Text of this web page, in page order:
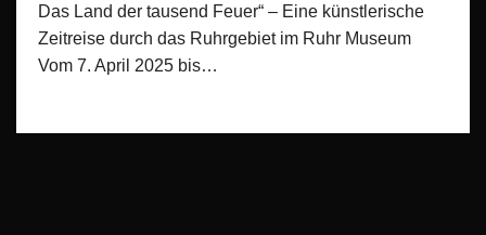
Das Land der tausend Feuer“ – Eine künstlerische
Zeitreise durch das Ruhrgebiet im Ruhr Museum
Vom 7. April 2025 bis…